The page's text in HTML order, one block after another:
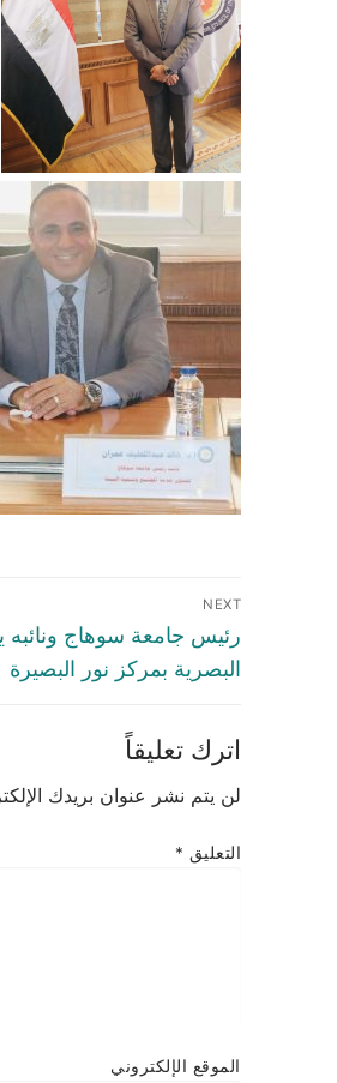
تصفّح
المقالات
NEXT
Next
post:
رئيس جامعة سوهاج ونائبه
البصرية بمركز نور البصيرة
اترك تعليقاً
لن يتم نشر عنوان بريدك
التعليق *
الموقع الإلكتروني